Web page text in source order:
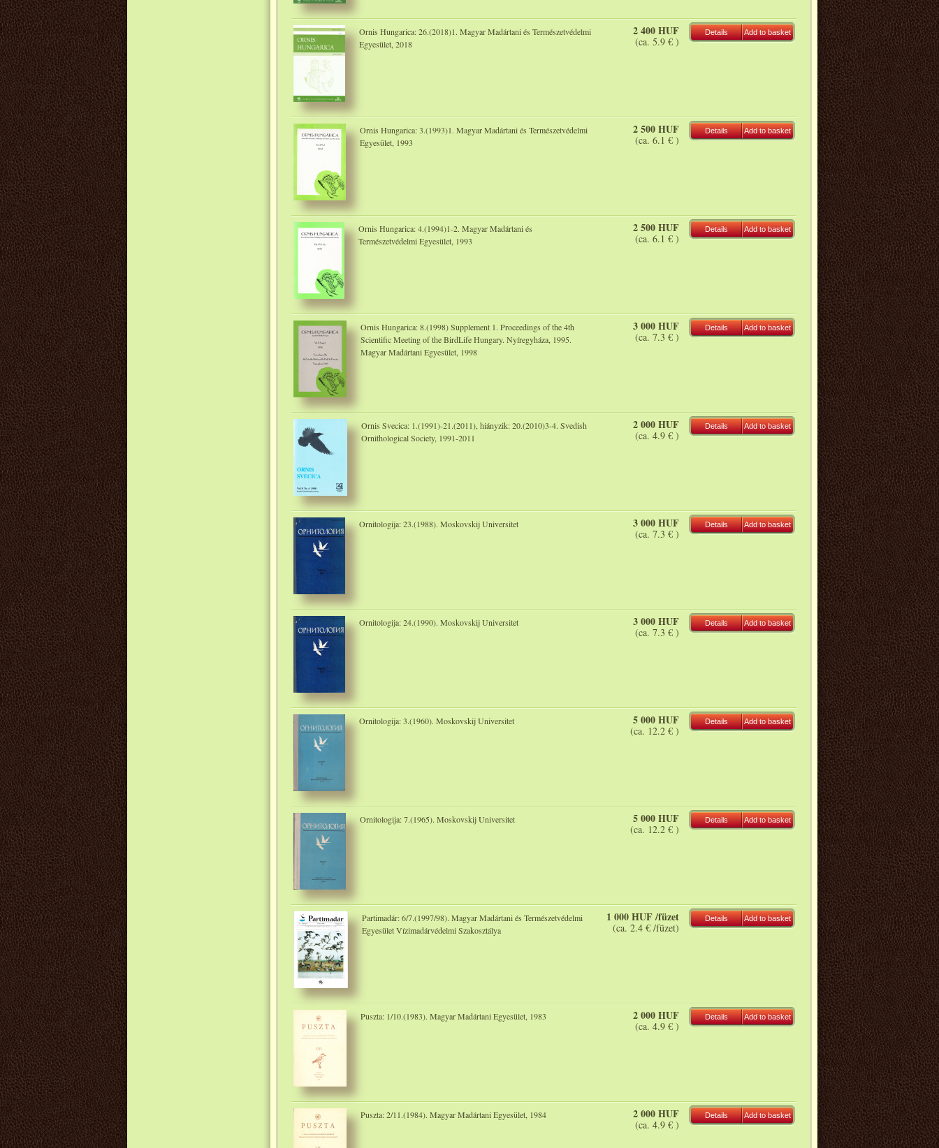
Ornis Hungarica: 26.(2018)1. Magyar Madártani és Természetvédelmi
Egyesület, 2018
2 400 HUF
(ca. 5.9 € )
Details Add to basket
Ornis Hungarica: 3.(1993)1. Magyar Madártani és Természetvédelmi
Egyesület, 1993
2 500 HUF
(ca. 6.1 € )
Details Add to basket
Ornis Hungarica: 4.(1994)1-2. Magyar Madártani és
Természetvédelmi Egyesület, 1993
2 500 HUF
(ca. 6.1 € )
Details Add to basket
Ornis Hungarica: 8.(1998) Supplement 1. Proceedings of the 4th
Scientific Meeting of the BirdLife Hungary. Nyíregyháza, 1995.
Magyar Madártani Egyesület, 1998
3 000 HUF
(ca. 7.3 € )
Details Add to basket
Ornis Svecica: 1.(1991)-21.(2011), hiányzik: 20.(2010)3-4. Svedish
Ornithological Society, 1991-2011
2 000 HUF
(ca. 4.9 € )
Details Add to basket
Ornitologija: 23.(1988). Moskovskij Universitet 3 000 HUF
(ca. 7.3 € )
Details Add to basket
Ornitologija: 24.(1990). Moskovskij Universitet 3 000 HUF
(ca. 7.3 € )
Details Add to basket
Ornitologija: 3.(1960). Moskovskij Universitet 5 000 HUF
(ca. 12.2 € )
Details Add to basket
Ornitologija: 7.(1965). Moskovskij Universitet 5 000 HUF
(ca. 12.2 € )
Details Add to basket
Partimadár: 6/7.(1997/98). Magyar Madártani és Természetvédelmi
Egyesület Vízimadárvédelmi Szakosztálya
1 000 HUF /füzet
(ca. 2.4 € /füzet)
Details Add to basket
Puszta: 1/10.(1983). Magyar Madártani Egyesület, 1983 2 000 HUF
(ca. 4.9 € )
Details Add to basket
Puszta: 2/11.(1984). Magyar Madártani Egyesület, 1984 2 000 HUF
(ca. 4.9 € )
Details Add to basket